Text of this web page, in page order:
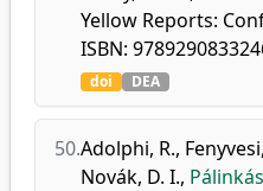
Yellow Reports:
ISBN:
doi DEA
50.Adolphi, R.,
Novák, D. I.,